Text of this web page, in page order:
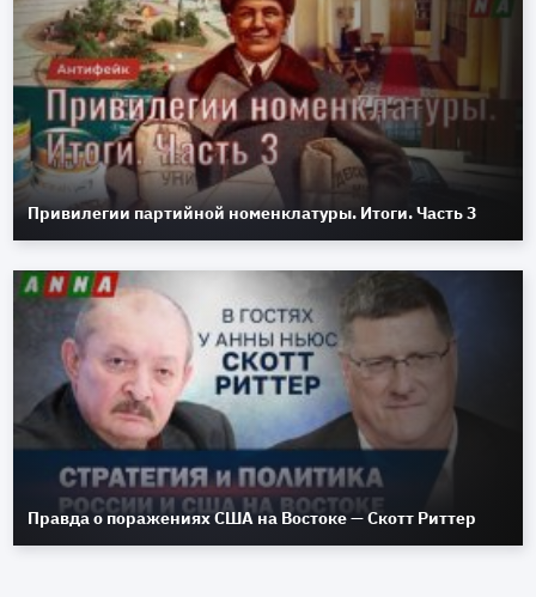
Привилегии партийной номенклатуры. Итоги. Часть 3
Правда о поражениях США на Востоке — Скотт Риттер